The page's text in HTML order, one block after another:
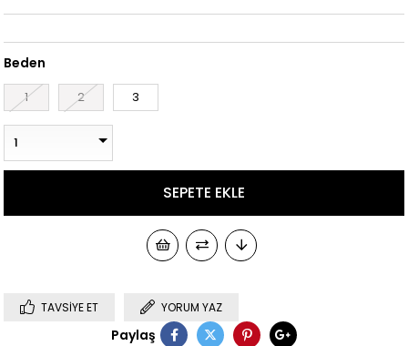
Beden
1 2 3
TAVSIYE ET YORUM YAZ
Paylaş